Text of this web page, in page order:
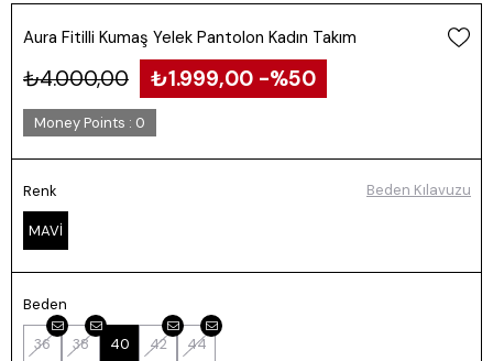
Aura Fitilli Kumaş Yelek Pantolon Kadın Takım
₺4.000,00 ₺1.999,00 50
Money Points : 0
Renk
MAVİ
Beden
36 38 40 42 44
Beden Kılavuzu